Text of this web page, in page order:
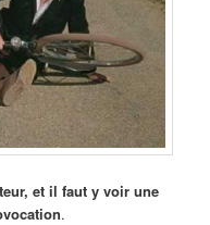
et il faut y voir une
.